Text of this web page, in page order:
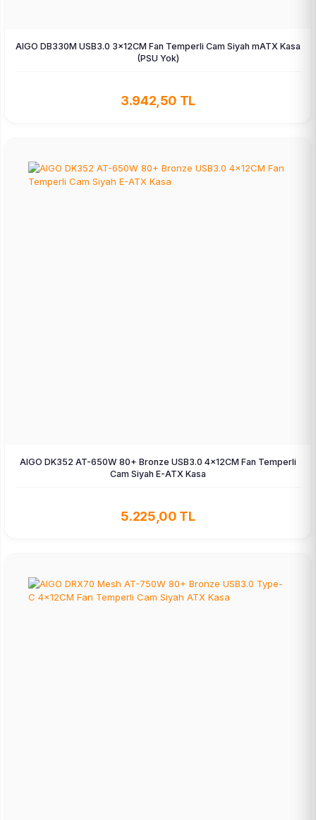
AIGO DB330M USB3.0 3×12CM Fan Temperli Cam Siyah mATX Kasa
(PSU Yok)
3.942,50 TL
AIGO DK352 AT-650W 80+ Bronze USB3.0 4×12CM Fan Temperli
Cam Siyah E-ATX Kasa
5.225,00 TL